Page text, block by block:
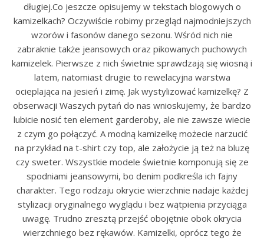
długiej.Co jeszcze opisujemy w tekstach blogowych o
kamizelkach? Oczywiście robimy przegląd najmodniejszych
wzorów i fasonów danego sezonu. Wśród nich nie
zabraknie także jeansowych oraz pikowanych puchowych
kamizelek. Pierwsze z nich świetnie sprawdzają się wiosną i
latem, natomiast drugie to rewelacyjna warstwa
ocieplająca na jesień i zimę. Jak wystylizować kamizelkę? Z
obserwacji Waszych pytań do nas wnioskujemy, że bardzo
lubicie nosić ten element garderoby, ale nie zawsze wiecie
z czym go połączyć. A modną kamizelkę możecie narzucić
na przykład na t-shirt czy top, ale założycie ją też na bluzę
czy sweter. Wszystkie modele świetnie komponują się ze
spodniami jeansowymi, bo denim podkreśla ich fajny
charakter. Tego rodzaju okrycie wierzchnie nadaje każdej
stylizacji oryginalnego wyglądu i bez wątpienia przyciąga
uwagę. Trudno zresztą przejść obojętnie obok okrycia
wierzchniego bez rękawów. Kamizelki, oprócz tego że